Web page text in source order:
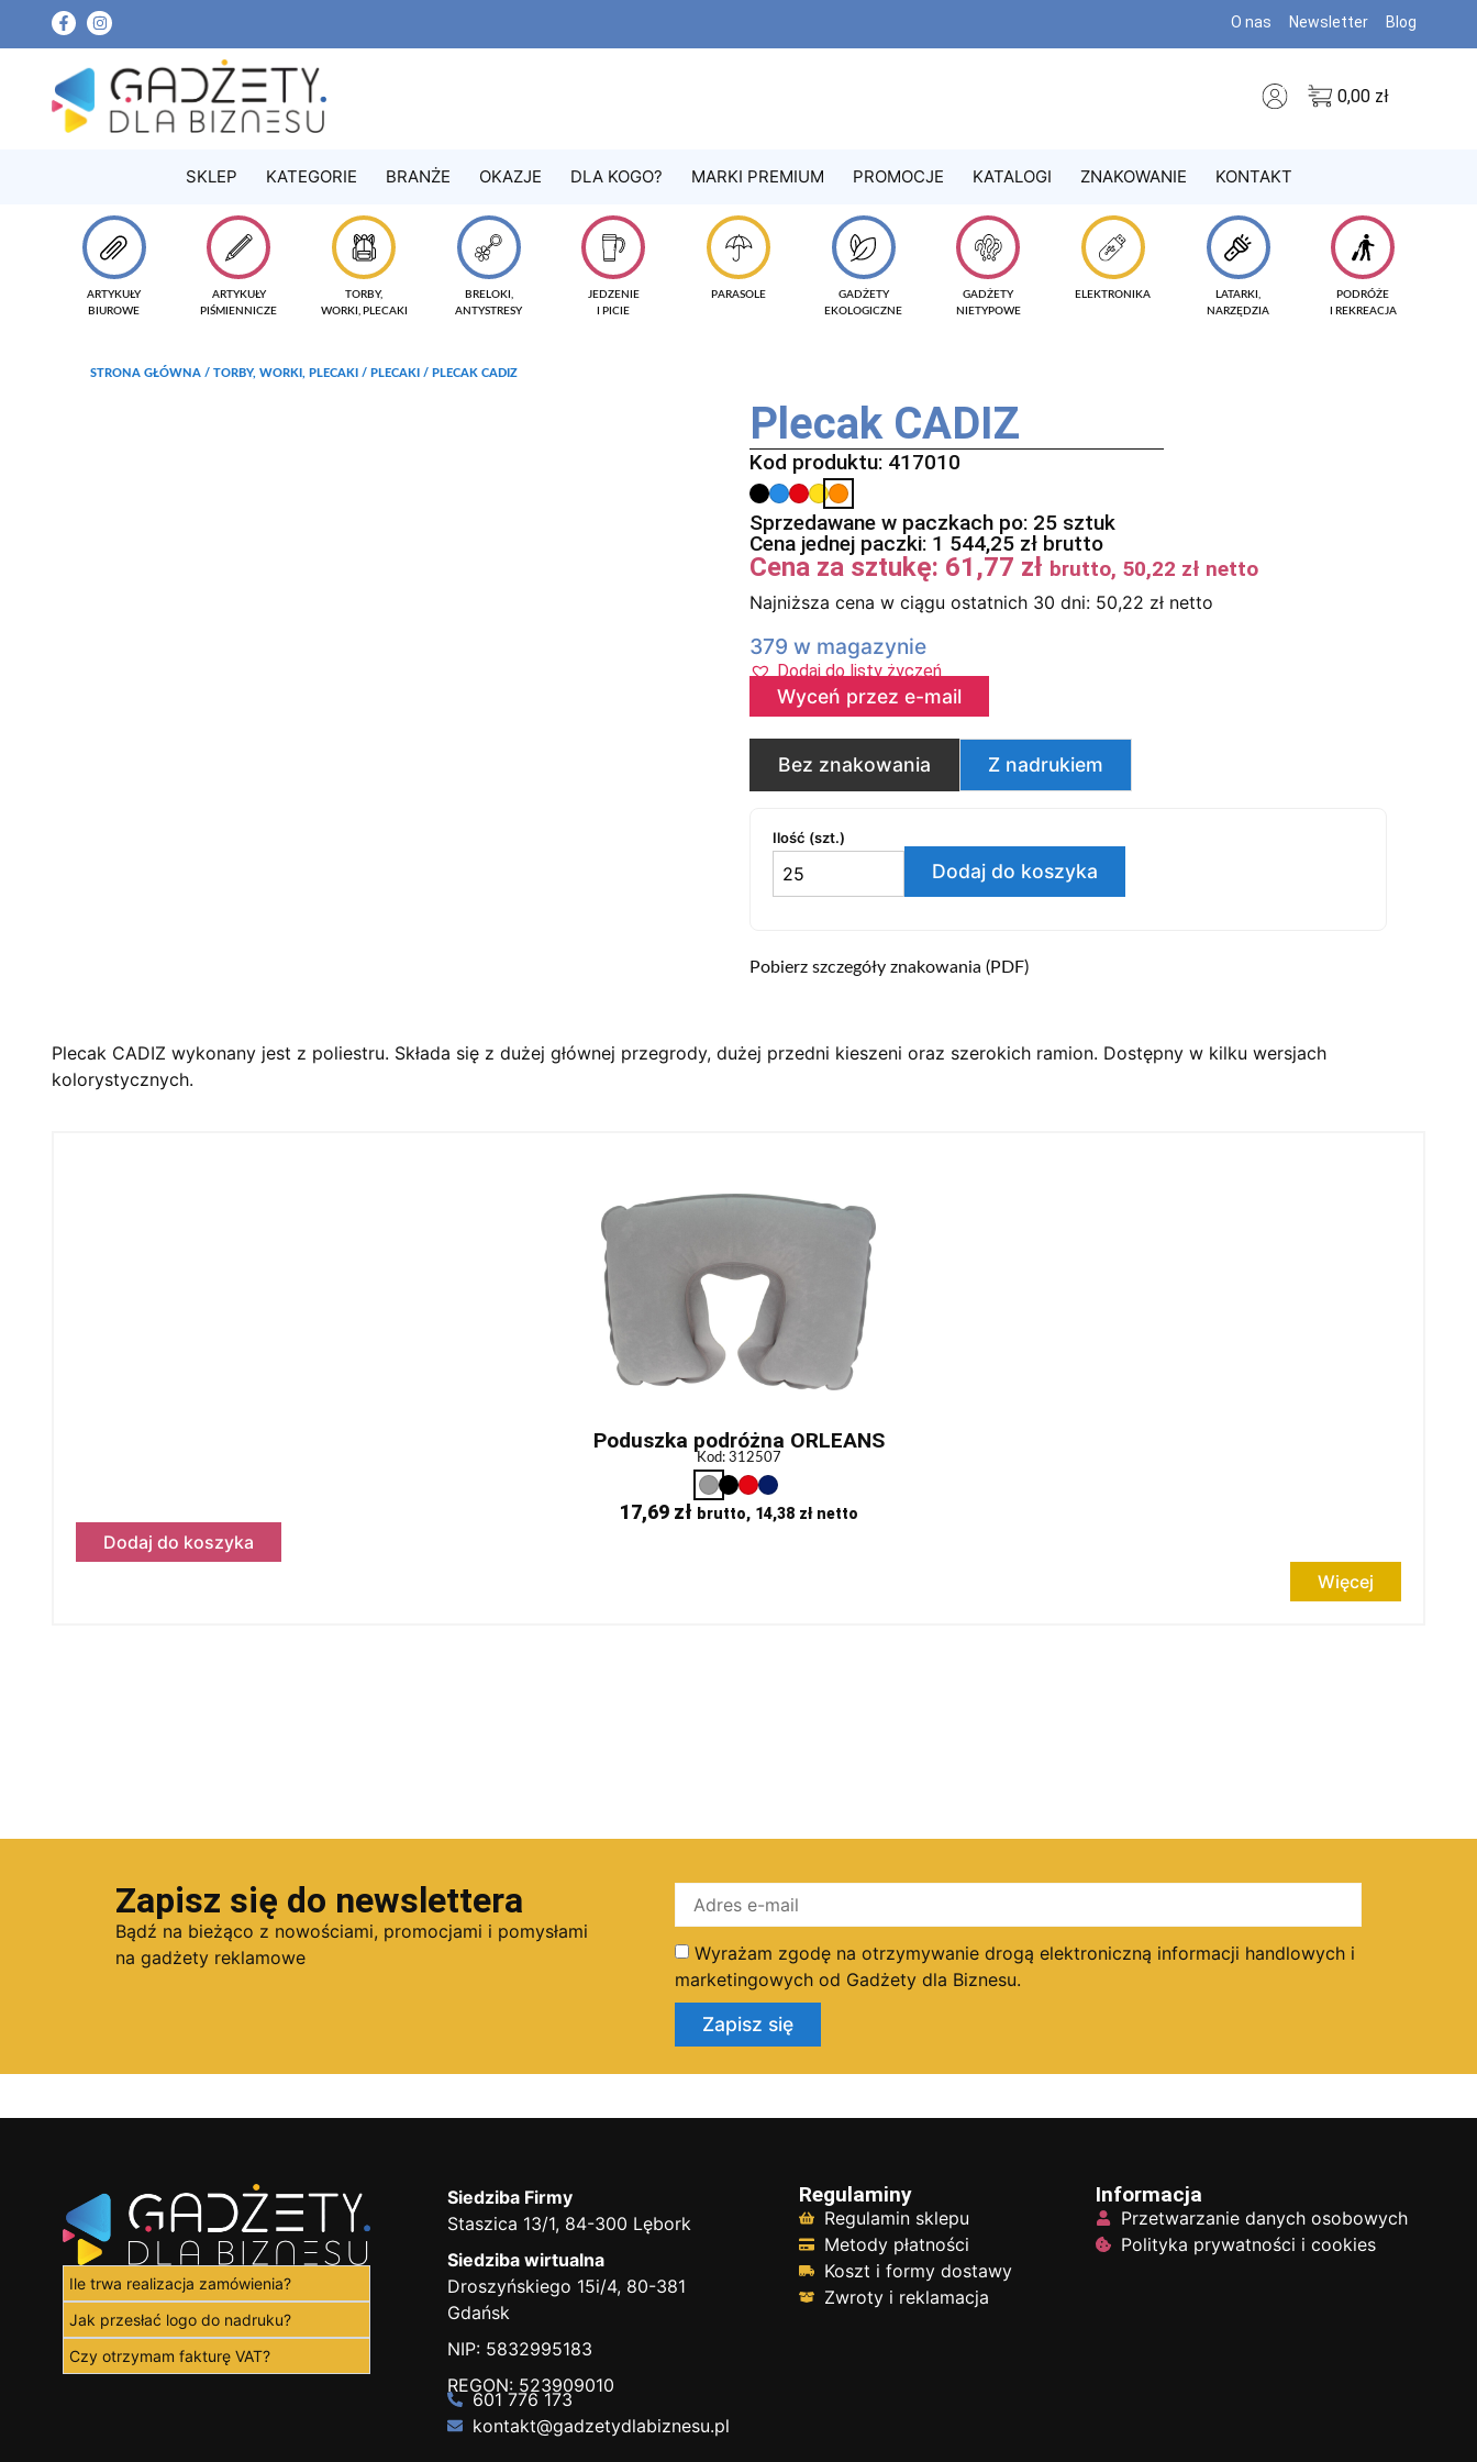
O nas Newsletter Blog
0,00 zł
SKLEP KATEGORIE BRANŻE OKAZJE DLA KOGO? MARKI PREMIUM PROMOCJE KATALOGI ZNAKOWANIE KONTAKT
ARTYKUŁY
BIUROWE
ARTYKUŁY
PIŚMIENNICZE
TORBY,
WORKI, PLECAKI
BRELOKI,
ANTYSTRESY
JEDZENIE
I PICIE
PARASOLE
GADŻETY
EKOLOGICZNE
GADŻETY
NIETYPOWE
ELEKTRONIKA
LATARKI,
NARZĘDZIA
PODRÓŻE
I REKREACJA
STRONA GŁÓWNA / TORBY, WORKI, PLECAKI / PLECAKI / PLECAK CADIZ
Plecak CADIZ
Kod produktu: 417010
Sprzedawane w paczkach po: 25 sztuk
Cena jednej paczki: 1 544,25 zł brutto
Cena za sztukę: 61,77 zł brutto, 50,22 zł netto
Najniższa cena w ciągu ostatnich 30 dni: 50,22 zł netto
379 w magazynie
Dodaj do listy życzeń
Wyceń przez e-mail
Bez znakowania Z nadrukiem
Ilość (szt.)
Dodaj do koszyka
Pobierz szczegóły znakowania (PDF)
Plecak CADIZ wykonany jest z poliestru. Składa się z dużej głównej przegrody, dużej przedni kieszeni oraz szerokich ramion. Dostępny w kilku wersjach
kolorystycznych.
Poduszka podróżna ORLEANS
Kod: 312507
17,69 zł brutto, 14,38 złnetto
Dodaj do koszyka
Więcej
Zapisz się do newslettera
Bądź na bieżąco z nowościami, promocjami i pomysłami
na gadżety reklamowe
Wyrażam zgodę na otrzymywanie drogą elektroniczną informacji handlowych i
marketingowych od Gadżety dla Biznesu.
Zapisz się
Ile trwa realizacja zamówienia?
Jak przesłać logo do nadruku?
Czy otrzymam fakturę VAT?
Siedziba Firmy
Staszica 13/1, 84-300 Lębork
Siedziba wirtualna
Droszyńskiego 15i/4, 80-381
Gdańsk
NIP: 5832995183
REGON: 523909010
601 776 173
kontakt@gadzetydlabiznesu.pl
Regulaminy
Regulamin sklepu
Metody płatności
Koszt i formy dostawy
Zwroty i reklamacja
Informacja
Przetwarzanie danych osobowych
Polityka prywatności i cookies